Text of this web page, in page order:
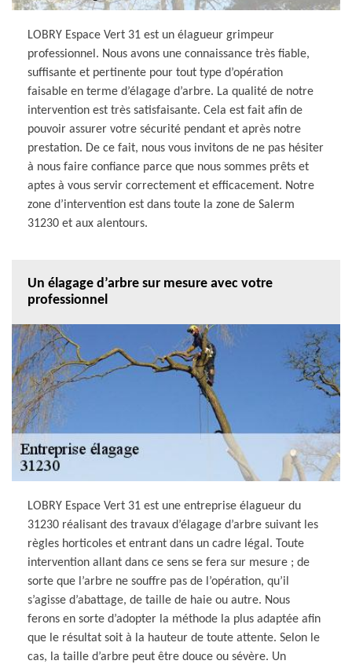
LOBRY Espace Vert 31 est un élagueur grimpeur
professionnel. Nous avons une connaissance très fiable,
suffisante et pertinente pour tout type d’opération
faisable en terme d’élagage d’arbre. La qualité de notre
intervention est très satisfaisante. Cela est fait afin de
pouvoir assurer votre sécurité pendant et après notre
prestation. De ce fait, nous vous invitons de ne pas hésiter
à nous faire confiance parce que nous sommes prêts et
aptes à vous servir correctement et efficacement. Notre
zone d’intervention est dans toute la zone de Salerm
31230 et aux alentours.
Un élagage d’arbre sur mesure avec votre
professionnel
LOBRY Espace Vert 31 est une entreprise élagueur du
31230 réalisant des travaux d’élagage d’arbre suivant les
règles horticoles et entrant dans un cadre légal. Toute
intervention allant dans ce sens se fera sur mesure ; de
sorte que l’arbre ne souffre pas de l’opération, qu’il
s’agisse d’abattage, de taille de haie ou autre. Nous
ferons en sorte d’adopter la méthode la plus adaptée afin
que le résultat soit à la hauteur de toute attente. Selon le
cas, la taille d’arbre peut être douce ou sévère. Un